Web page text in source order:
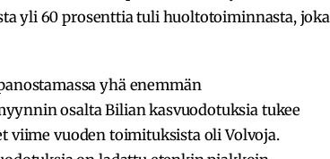
yli 60 prosenttia tuli huoltotoiminnasta, joka
yhä enemmän
osalta Bilian kasvuodotuksia tukee
viime vuoden toimituksista oli Volvoja.